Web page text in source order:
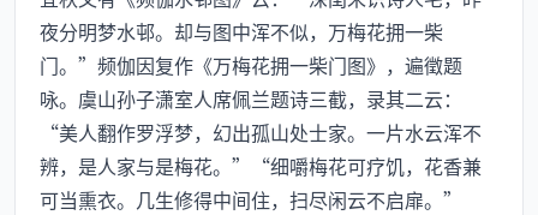
夜分明梦水邨。却与图中浑不似，万梅花拥一柴
门。”频伽因复作《万梅花拥一柴门图》，遍徵题
咏。虞山孙子潇室人席佩兰题诗三截，录其二云：
“美人翻作罗浮梦，幻出孤山处士家。一片水云浑不
辨，是人家与是梅花。”“细嚼梅花可疗饥，花香兼
可当熏衣。几生修得中间住，扫尽闲云不启扉。”